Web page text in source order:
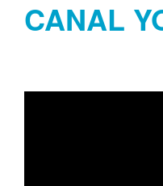
CANAL